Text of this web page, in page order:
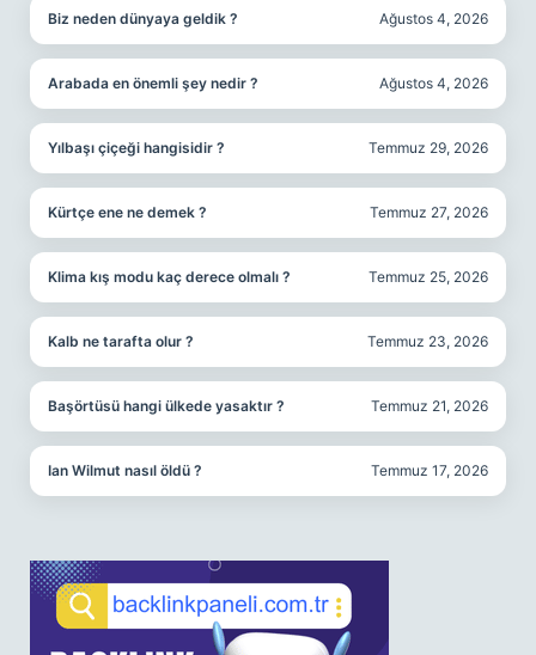
Biz neden dünyaya geldik ? Ağustos 4, 2026
Arabada en önemli şey nedir ? Ağustos 4, 2026
Yılbaşı çiçeği hangisidir ? Temmuz 29, 2026
Kürtçe ene ne demek ? Temmuz 27, 2026
Klima kış modu kaç derece olmalı ? Temmuz 25, 2026
Kalb ne tarafta olur ? Temmuz 23, 2026
Başörtüsü hangi ülkede yasaktır ? Temmuz 21, 2026
Ian Wilmut nasıl öldü ? Temmuz 17, 2026